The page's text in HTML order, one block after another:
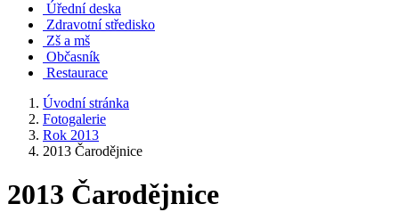
Úřední deska
Zdravotní středisko
Zš a mš
Občasník
Restaurace
Úvodní stránka
Fotogalerie
Rok 2013
2013 Čarodějnice
2013 Čarodějnice